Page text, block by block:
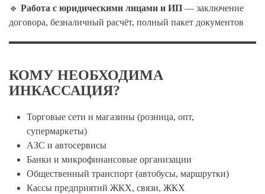
🔹 Работа с юридическими лицами и ИП — заключение
договора, безналичный расчёт, полный пакет документов
КОМУ НЕОБХОДИМА
ИНКАССАЦИЯ?
Торговые сети и магазины (розница, опт,
супермаркеты)
АЗС и автосервисы
Банки и микрофинансовые организации
Общественный транспорт (автобусы, маршрутки)
Кассы предприятий ЖКХ, связи, ЖКХ